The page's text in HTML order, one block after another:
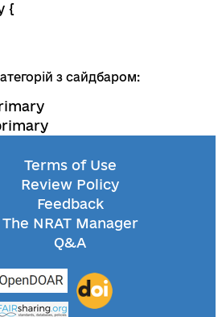
{
з сайдбаром:
Terms of Use
Review Policy
Feedback
The NRAT Manager
Q&A